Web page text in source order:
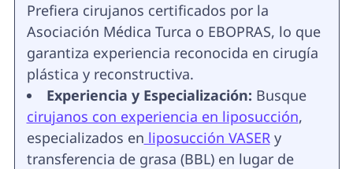
Prefiera cirujanos certificados por la
Asociación Médica Turca o EBOPRAS, lo que
garantiza experiencia reconocida en cirugía
plástica y reconstructiva.
Experiencia y Especialización: Busque
cirujanos con experiencia en liposucción,
especializados en liposucción VASERy
transferencia de grasa (BBL) en lugar de